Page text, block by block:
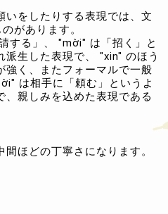
をしたりする表現では、文
があります。
する」、 "mời" は「招く」と
生した表現で、 "xin" のほう
強く、またフォーマルで一般
は相手に「頼む」というよ
、親しみを込めた表現である
ほどの丁寧さになります。